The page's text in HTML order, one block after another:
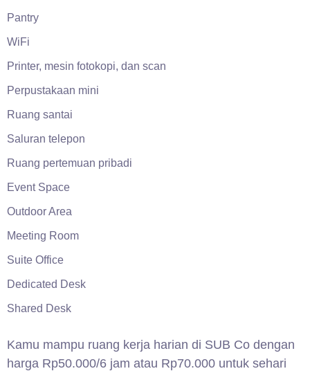
Pantry
WiFi
Printer, mesin fotokopi, dan scan
Perpustakaan mini
Ruang santai
Saluran telepon
Ruang pertemuan pribadi
Event Space
Outdoor Area
Meeting Room
Suite Office
Dedicated Desk
Shared Desk
Kamu mampu ruang kerja harian di SUB Co dengan
harga Rp50.000/6 jam atau Rp70.000 untuk sehari